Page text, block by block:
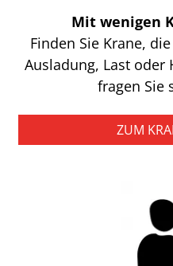
Mit wenigen
Finden Sie Krane,
Ausladung, Last
fragen Sie
ZUM